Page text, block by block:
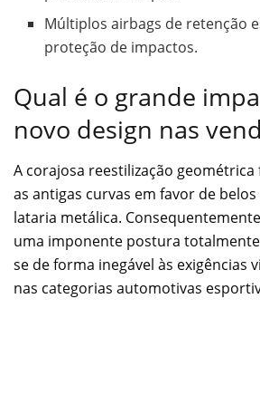
Múltiplos airbags de retenção
proteção de impactos.
Qual é o grande
novo design nas
A corajosa reestilização
as antigas curvas em favor de
lataria metálica.
uma imponente postura
se de forma inegável às exigências
nas categorias automotivas